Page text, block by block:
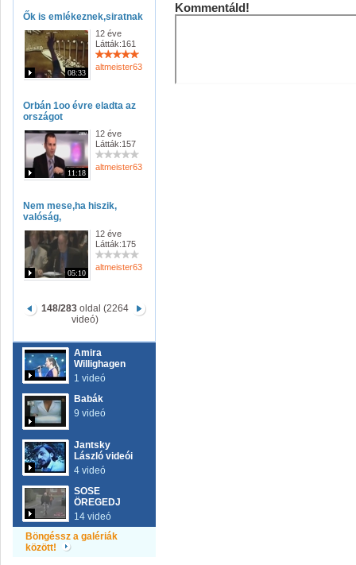
Ők is emlékeznek,siratnak
08:33
12 éve
Látták:161
altmeister63
Orbán 1oo évre eladta az
országot
11:18
12 éve
Látták:157
altmeister63
Nem mese,ha hiszik,
valóság,
05:10
12 éve
Látták:175
altmeister63
148/283 oldal (2264
videó)
Amira
Willighagen
1 videó
Babák
9 videó
Jantsky
László videói
4 videó
SOSE
ÖREGEDJ
14 videó
Böngéssz a galériák
között!
Kommentáld!